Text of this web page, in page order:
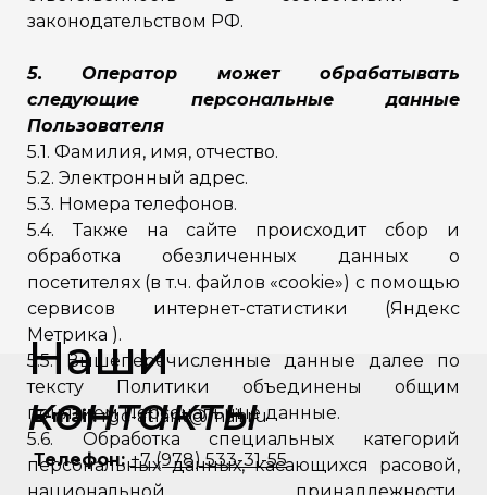
законодательством РФ.
5. Оператор может обрабатывать
следующие персональные данные
Пользователя
5.1. Фамилия, имя, отчество.
5.2. Электронный адрес.
5.3. Номера телефонов.
5.4. Также на сайте происходит сбор и
обработка обезличенных данных о
посетителях (в т.ч. файлов «cookie») с помощью
сервисов интернет-статистики (Яндекс
Метрика ).
5.5. Вышеперечисленные данные далее по
тексту Политики объединены общим
понятием Персональные данные.
5.6. Обработка специальных категорий
персональных данных, касающихся расовой,
Телефон: +7 (978) 533-31-55
E-mail:rgc-atlant@mail.ru
Наши
контакты